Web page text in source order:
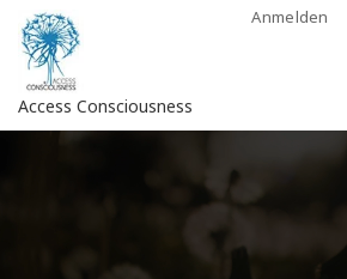
Anmelden
Access Consciousness